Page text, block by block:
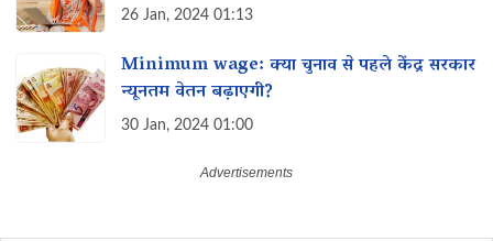
26 Jan, 2024 01:13
Minimum wage: क्या चुनाव से पहले केंद्र सरकार
न्यूनतम वेतन‌ बढ़ाएगी?
30 Jan, 2024 01:00